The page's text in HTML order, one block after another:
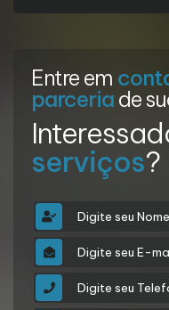
Entre em
parceria de
serviços?